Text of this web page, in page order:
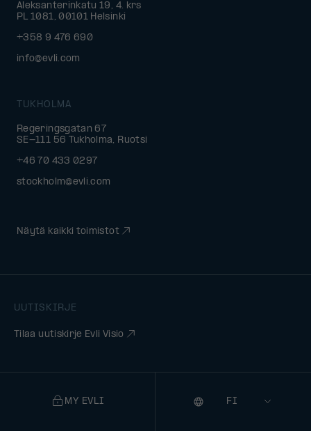
UUTISKIRJE
Tilaa uutiskirje Evli Visio
Aleksanterinkatu 19, 4. krs
PL 1081, 00101 Helsinki
+358 9 476 690
info@evli.com
TUKHOLMA
Regeringsgatan 67
SE-111 56 Tukholma, Ruotsi
+46 70 433 0297
stockholm@evli.com
Näytä kaikki toimistot
MY EVLI
Selecting
Kieli